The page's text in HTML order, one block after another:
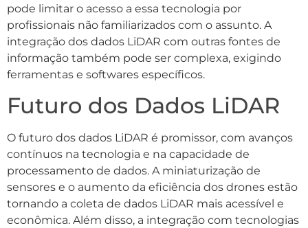
pode limitar o acesso a essa tecnologia por
profissionais não familiarizados com o assunto. A
integração dos dados LiDAR com outras fontes de
informação também pode ser complexa, exigindo
ferramentas e softwares específicos.
Futuro dos Dados LiDAR
O futuro dos dados LiDAR é promissor, com avanços
contínuos na tecnologia e na capacidade de
processamento de dados. A miniaturização de
sensores e o aumento da eficiência dos drones estão
tornando a coleta de dados LiDAR mais acessível e
econômica. Além disso, a integração com tecnologias